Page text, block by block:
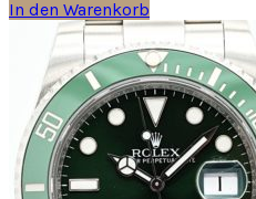
In den Warenkorb